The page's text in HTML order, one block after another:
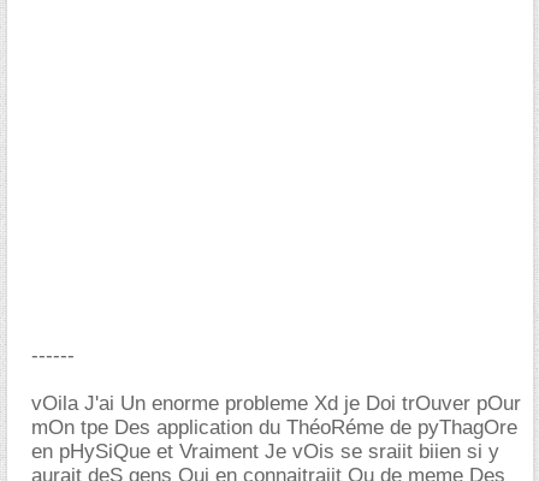
------
vOila J'ai Un enorme probleme Xd je Doi trOuver pOur
mOn tpe Des application du ThéoRéme de pyThagOre
en pHySiQue et Vraiment Je vOis se sraiit biien si y
aurait deS gens Qui en connaitraiit Ou de meme Des